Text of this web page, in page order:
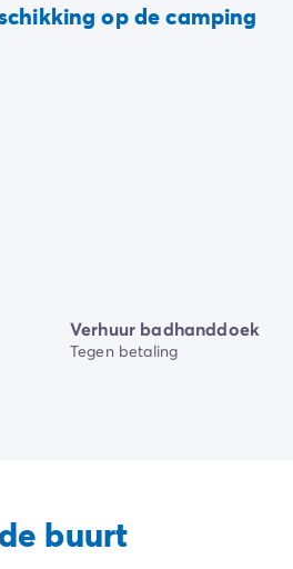
op de camping
Verhuur badhanddoek
Tegen betaling
buurt